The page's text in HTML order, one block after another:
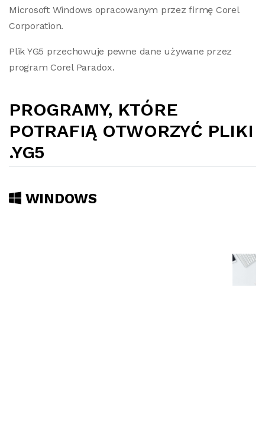
Microsoft Windows opracowanym przez firmę Corel
Corporation.
Plik YG5 przechowuje pewne dane używane przez
program Corel Paradox.
PROGRAMY, KTÓRE
POTRAFIĄ OTWORZYĆ PLIKI
.YG5
WINDOWS